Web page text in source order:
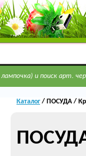
и поиск арт.
Каталог/ ПОСУДА /